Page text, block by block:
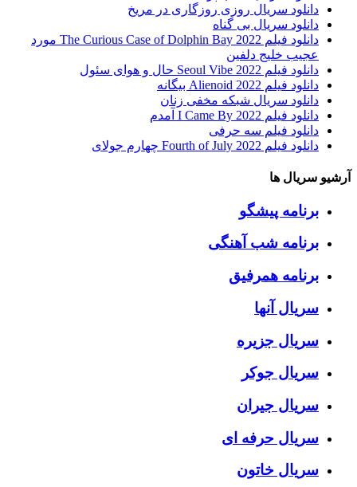
دانلود سریال روزی روزگاری در مریخ
دانلود سریال بی گناه
دانلود فیلم The Curious Case of Dolphin Bay 2022 مورد
عجیب خلیج دلفین
دانلود فیلم Seoul Vibe 2022 حال و هوای سئول
دانلود فیلم Alienoid 2022 بیگانه
دانلود سریال شبکه مخفی زنان
دانلود فیلم I Came By 2022 آمدم
دانلود فیلم سه حرفی
دانلود فیلم Fourth of July 2022 چهارم جولای
آرشیو سریال ها
برنامه پیشگو
برنامه شب آهنگی
برنامه همرفیق
سریال آنها
سریال جزیره
سریال جوکر
سریال جیران
سریال حرفه ای
سریال خاتون